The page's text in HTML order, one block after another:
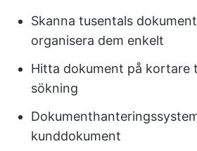
Skanna tusentals
organisera dem enkelt
Hitta dokument på kortare
sökning
kunddokument